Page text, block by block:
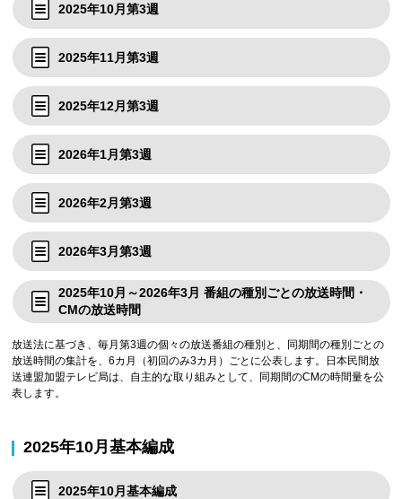
2025年10月第3週
2025年11月第3週
2025年12月第3週
2026年1月第3週
2026年2月第3週
2026年3月第3週
2025年10月～2026年3月 番組の種別ごとの放送時間・
CMの放送時間
放送法に基づき、毎月第3週の個々の放送番組の種別と、同期間の種別ごとの
放送時間の集計を、6カ月（初回のみ3カ月）ごとに公表します。日本民間放
送連盟加盟テレビ局は、自主的な取り組みとして、同期間のCMの時間量を公
表します。
2025年10月基本編成
2025年10月基本編成